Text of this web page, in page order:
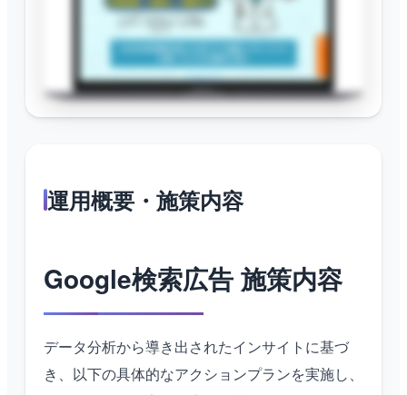
運用概要・施策内容
Google検索広告 施策内容
データ分析から導き出されたインサイトに基づ
き、以下の具体的なアクションプランを実施し、